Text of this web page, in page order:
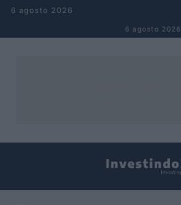
Pular para o conteúdo
6 agosto 2026
6 agosto 2026